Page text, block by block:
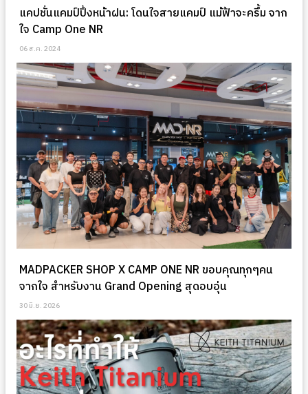
แคปชั่นแคมป์ปิ้งหน้าฝน: โดนใจสายแคมป์ แม้ฟ้าจะครึ้ม จาก
ใจ Camp One NR
06 ส.ค. 2024
MADPACKER SHOP X CAMP ONE NR ขอบคุณทุกๆคน
จากใจ สำหรับงาน Grand Opening สุดอบอุ่น
30 มิ.ย. 2026